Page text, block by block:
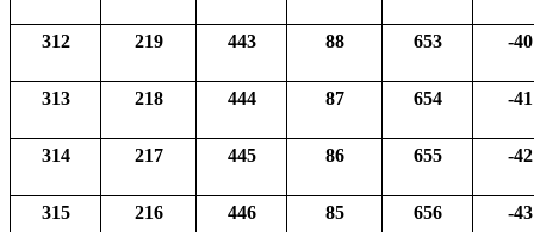
312 219 443 88 653 -40
313 218 444 87 654 -41
314 217 445 86 655 -42
315 216 446 85 656 -43